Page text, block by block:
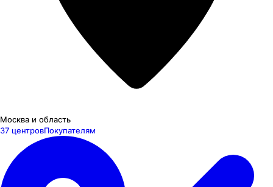
Москва и область
37 центровПокупателям